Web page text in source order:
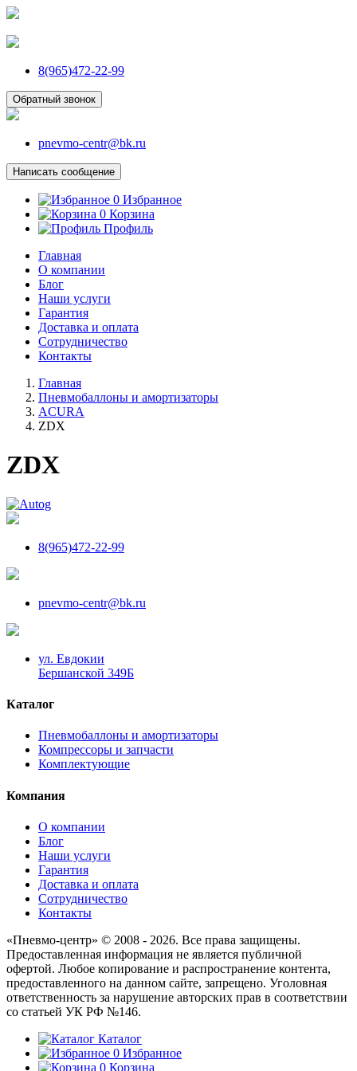
8(965)472-22-99
Обратный звонок
pnevmo-centr@bk.ru
Написать сообщение
0 Избранное
0 Корзина
Профиль
Главная
О компании
Блог
Наши услуги
Гарантия
Доставка и оплата
Сотрудничество
Контакты
Главная
Пневмобаллоны и амортизаторы
ACURA
ZDX
ZDX
8(965)472-22-99
pnevmo-centr@bk.ru
ул. Евдокии
Бершанской 349Б
Каталог
Пневмобаллоны и амортизаторы
Компрессоры и запчасти
Комплектующие
Компания
О компании
Блог
Наши услуги
Гарантия
Доставка и оплата
Сотрудничество
Контакты
«Пневмо-центр» © 2008 - 2026. Все права защищены.
Предоставленная информация не является публичной
офертой. Любое копирование и распространение контента,
предоставленного на данном сайте, запрещено. Уголовная
ответственность за нарушение авторских прав в соответствии
со статьей УК РФ №146.
Каталог
0 Избранное
0 Корзина